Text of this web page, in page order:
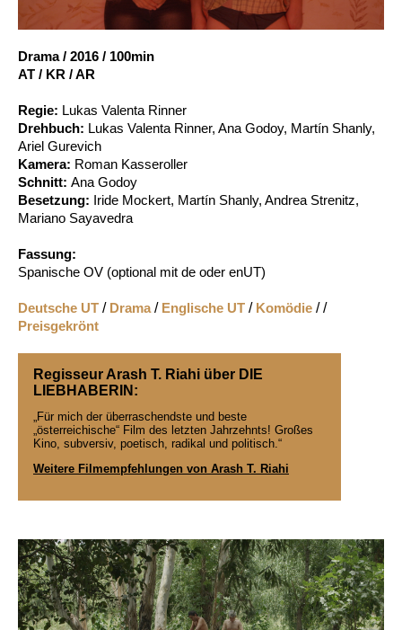
Account
Drama / 2016 / 100min
AT / KR / AR
Regie: Lukas Valenta Rinner
Drehbuch: Lukas Valenta Rinner, Ana Godoy, Martín Shanly,
Ariel Gurevich
Kamera: Roman Kasseroller
Schnitt: Ana Godoy
Besetzung: Iride Mockert, Martín Shanly, Andrea Strenitz,
Mariano Sayavedra
Fassung:
Spanische OV (optional mit de oder enUT)
Deutsche UT / Drama/ Englische UT / Komödie / /
Preisgekrönt
Regisseur Arash T. Riahi über DIE
LIEBHABERIN:
„Für mich der überraschendste und beste
„österreichische“ Film des letzten Jahrzehnts! Großes
Kino, subversiv, poetisch, radikal und politisch.“
Weitere Filmempfehlungen von Arash T. Riahi